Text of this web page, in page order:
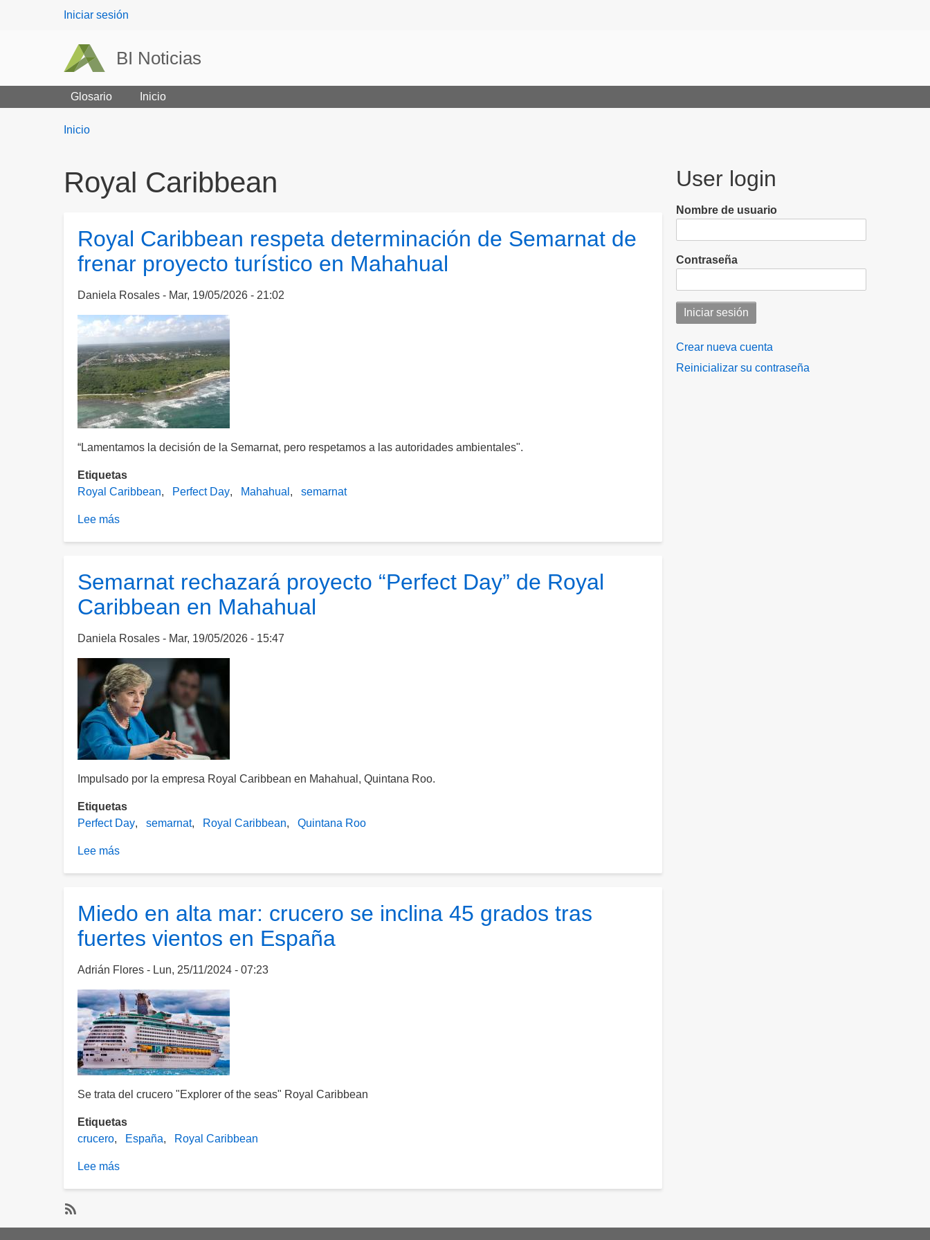
User
Iniciar sesión
BI Noticias
Glosario Inicio
Breadcrumbs
You
Inicio
Royal Caribbean
Royal Caribbean respeta determinación de Semarnat de
frenar proyecto turístico en Mahahual
Daniela Rosales Mar, 19/05/2026 - 21:02
“Lamentamos la decisión de la Semarnat, pero respetamos a las autoridades ambientales".
Etiquetas
Royal Caribbean
Perfect Day Mahahual semarnat
Lee más
determinación
de
de
proyecto
turístico
en
Mahahual
Semarnat rechazará proyecto “Perfect Day” de Royal
Caribbean en Mahahual
Daniela Rosales Mar, 19/05/2026 - 15:47
Impulsado por la empresa Royal Caribbean en Mahahual, Quintana Roo.
Etiquetas
Perfect Day
semarnat Royal Caribbean Quintana Roo
Lee más
“Perfect
Day”
Royal
en
Mahahual
Miedo en alta mar: crucero se inclina 45 grados tras
fuertes vientos en España
Adrián Flores Lun, 25/11/2024 - 07:23
Se trata del crucero "Explorer of the seas" Royal Caribbean
Etiquetas
crucero
España Royal Caribbean
Lee más
SubscribeSuscribirse
User login
Nombre de usuario
Contraseña
Crear nueva cuenta
Reinicializar su contraseña